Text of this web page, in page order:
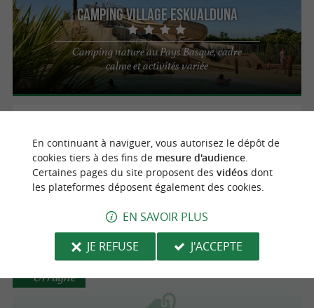
Camping Village Eskualduna
Camping nature au Pays Basque, cadre
calme et activités variée
Poplidays
Urrugne
En continuant à naviguer, vous autorisez le dépôt de
cookies tiers à des fins de mesure d'audience.
Certaines pages du site proposent des vidéosdont
les plateformes déposent également des cookies.
EN SAVOIR PLUS
JE REFUSE
J'ACCEPTE